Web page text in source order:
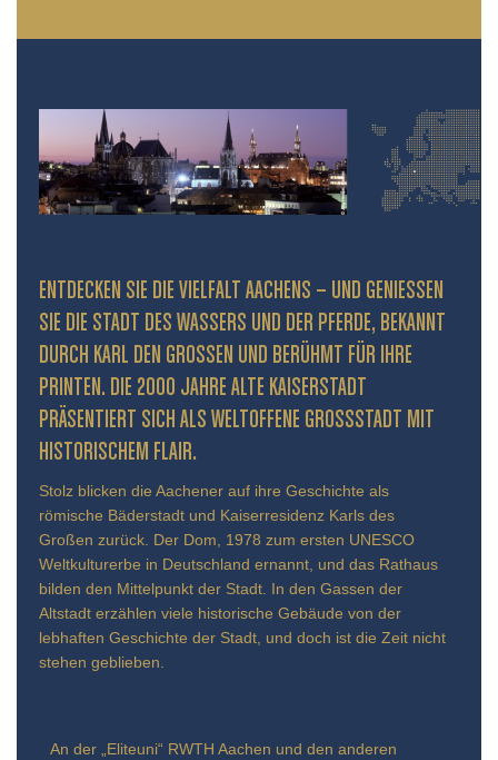
ENTDECKEN SIE DIE VIELFALT AACHENS – UND GENIESSEN S
IE DIE STADT DES WASSERS UND DER PFERDE, BEKANNT D
URCH KARL DEN GROSSEN UND BERÜHMT FÜR IHRE PR
INTEN. DIE 2000 JAHRE ALTE KAISERSTADT PR
ÄSENTIERT SICH ALS WELTOFFENE GROSSSTADT MIT HIS
TORISCHEM FLAIR.
Stolz blicken die Aachener auf ihre Geschichte als
römische Bäderstadt und Kaiserresidenz Karls des
Großen zurück. Der Dom, 1978 zum ersten UNESCO
Weltkulturerbe in Deutschland ernannt, und das Rathaus
bilden den Mittelpunkt der Stadt. In den Gassen der
Altstadt erzählen viele historische Gebäude von der
lebhaften Geschichte der Stadt, und doch ist die Zeit nicht
stehen geblieben.
An der „Eliteuni“ RWTH Aachen und den anderen